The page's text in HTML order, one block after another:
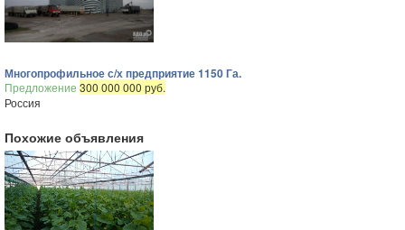
Многопрофильное с/х предприятие 1150 Га.
Предложение 300 000 000 руб.
Россия
Похожие объявления